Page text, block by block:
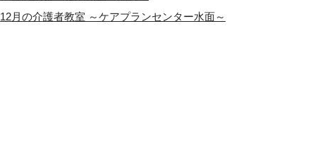
12月の介護者教室 ～ケアプランセンター水面～